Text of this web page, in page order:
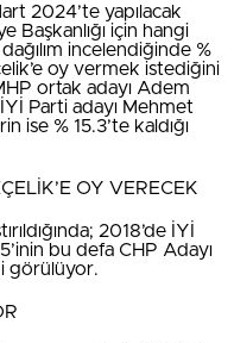
2024’te yapılacak
Başkanlığı için hangi
incelendiğinde %
oy vermek istediğini
ortak adayı Adem
Parti adayı Mehmet
ise % 15.3’te kaldığı
OY VERECEK
2018’de İYİ
bu defa CHP Adayı
görülüyor.